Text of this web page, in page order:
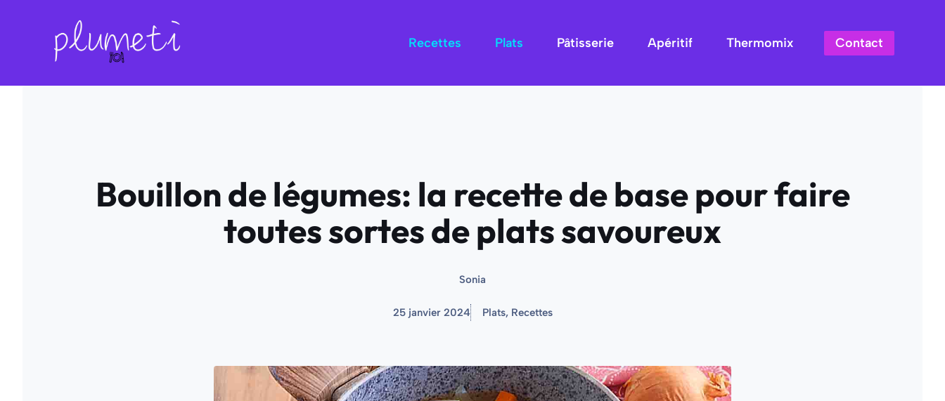
Recettes Plats Pâtisserie Apéritif Thermomix Contact
Bouillon de légumes: la recette de base pour faire
toutes sortes de plats savoureux
Sonia
25 janvier 2024 Plats, Recettes